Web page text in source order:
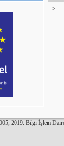
-->
2019. Bilgi İşlem